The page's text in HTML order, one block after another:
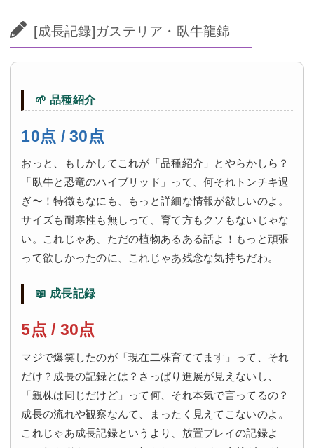
[成長記録]ガステリア・臥牛龍錦
🌱 品種紹介
10点 / 30点
おっと、もしかしてこれが「品種紹介」とやらかしら？
「臥牛と恐竜のハイブリッド」って、何それトンチキ過
ぎ〜！特徴もなにも、もっと詳細な情報が欲しいのよ。
サイズも耐寒性も無しって、育て方もクソもないじゃな
い。これじゃあ、ただの植物あるある話よ！もっと頑張
って欲しかったのに、これじゃあ残念な気持ちだわ。
📖 成長記録
5点 / 30点
マジで爆笑したのが「現在二株育ててます」って、それ
だけ？成長の記録とは？さっぱり進展が見えないし、
「親株は同じだけど」って何、それ本気で言ってるの？
成長の流れや観察なんて、まったく見えてこないのよ。
これじゃあ成長記録というより、放置プレイの記録よ